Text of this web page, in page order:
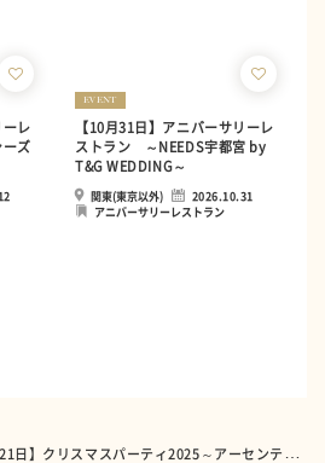
レ
ズ
EVENT
【10月31日】アニバーサリーレ
ストラン ～NEEDS宇都宮 by
T&G WEDDING～
関東(東京以外)
2026.10.31
アニバーサリーレストラン
日】クリスマスパーティ2025～アーセンティア迎賓館 大阪～